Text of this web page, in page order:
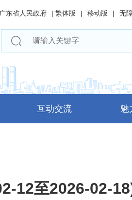
广东省人民政府 | 繁体版 | 移动版 | 无
互动交流 魅
12至2026-02-